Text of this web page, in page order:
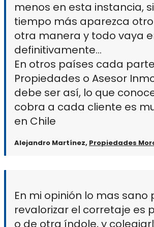
menos en esta instancia,
tiempo más aparezca
otra manera y todo vaya
definitivamente…
En otros países cada
Propiedades o Asesor
debe ser así, lo que
cobra a cada cliente es
en Chile
Alejandro Martínez, Propiedades
En mi opinión lo mas
revalorizar el corretaje es
o de otra índole, y